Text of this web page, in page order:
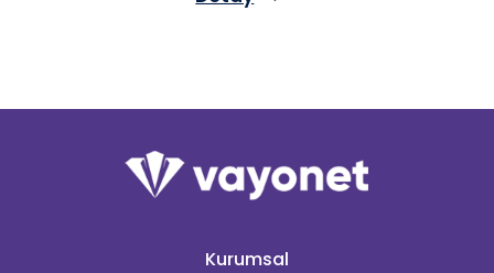
maliklerinin hak ve sorumluluklarından söz
edilecekse kanun çerçevesindeki düzenlemeleri
ele almak her şeyden önemlidir.
Kurumsal